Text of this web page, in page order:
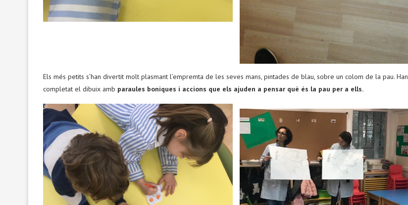
Els més petits s’han divertit molt plasmant l’empremta de les seves mans, pintades de blau, sobre un colom de la pau. Han
completat el dibuix amb paraules boniques i accions que els ajuden a pensar què és la pau per a ells.